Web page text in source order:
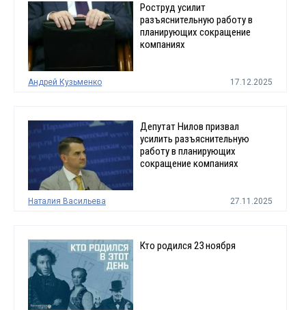
Роструд усилит
разъяснительную работу в
планирующих сокращение
компаниях
Андрей Кузьменко 17.12.2025
Депутат Нилов призвал
усилить разъяснительную
работу в планирующих
сокращение компаниях
Наталия Васильева 27.11.2025
Кто родился 23 ноября